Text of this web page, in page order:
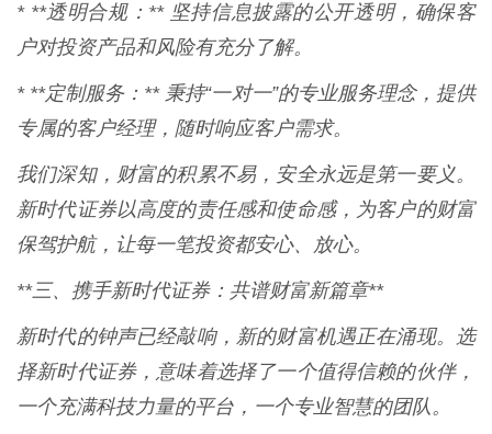
* **透明合规：** 坚持信息披露的公开透明，确保客
户对投资产品和风险有充分了解。
* **定制服务：** 秉持“一对一”的专业服务理念，提供
专属的客户经理，随时响应客户需求。
我们深知，财富的积累不易，安全永远是第一要义。
新时代证券以高度的责任感和使命感，为客户的财富
保驾护航，让每一笔投资都安心、放心。
**三、携手新时代证券：共谱财富新篇章**
新时代的钟声已经敲响，新的财富机遇正在涌现。选
择新时代证券，意味着选择了一个值得信赖的伙伴，
一个充满科技力量的平台，一个专业智慧的团队。